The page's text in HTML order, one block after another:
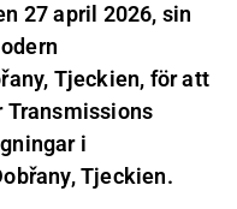
27 april 2026, sin
Tjeckien, för att
Transmissions
i
Tjeckien.